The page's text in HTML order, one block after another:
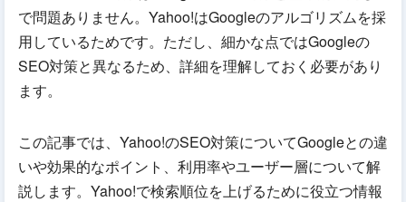
で問題ありません。Yahoo!はGoogleのアルゴリズムを採
用しているためです。ただし、細かな点ではGoogleの
SEO対策と異なるため、詳細を理解しておく必要があり
ます。
この記事では、Yahoo!のSEO対策についてGoogleとの違
いや効果的なポイント、利用率やユーザー層について解
説します。Yahoo!で検索順位を上げるために役立つ情報